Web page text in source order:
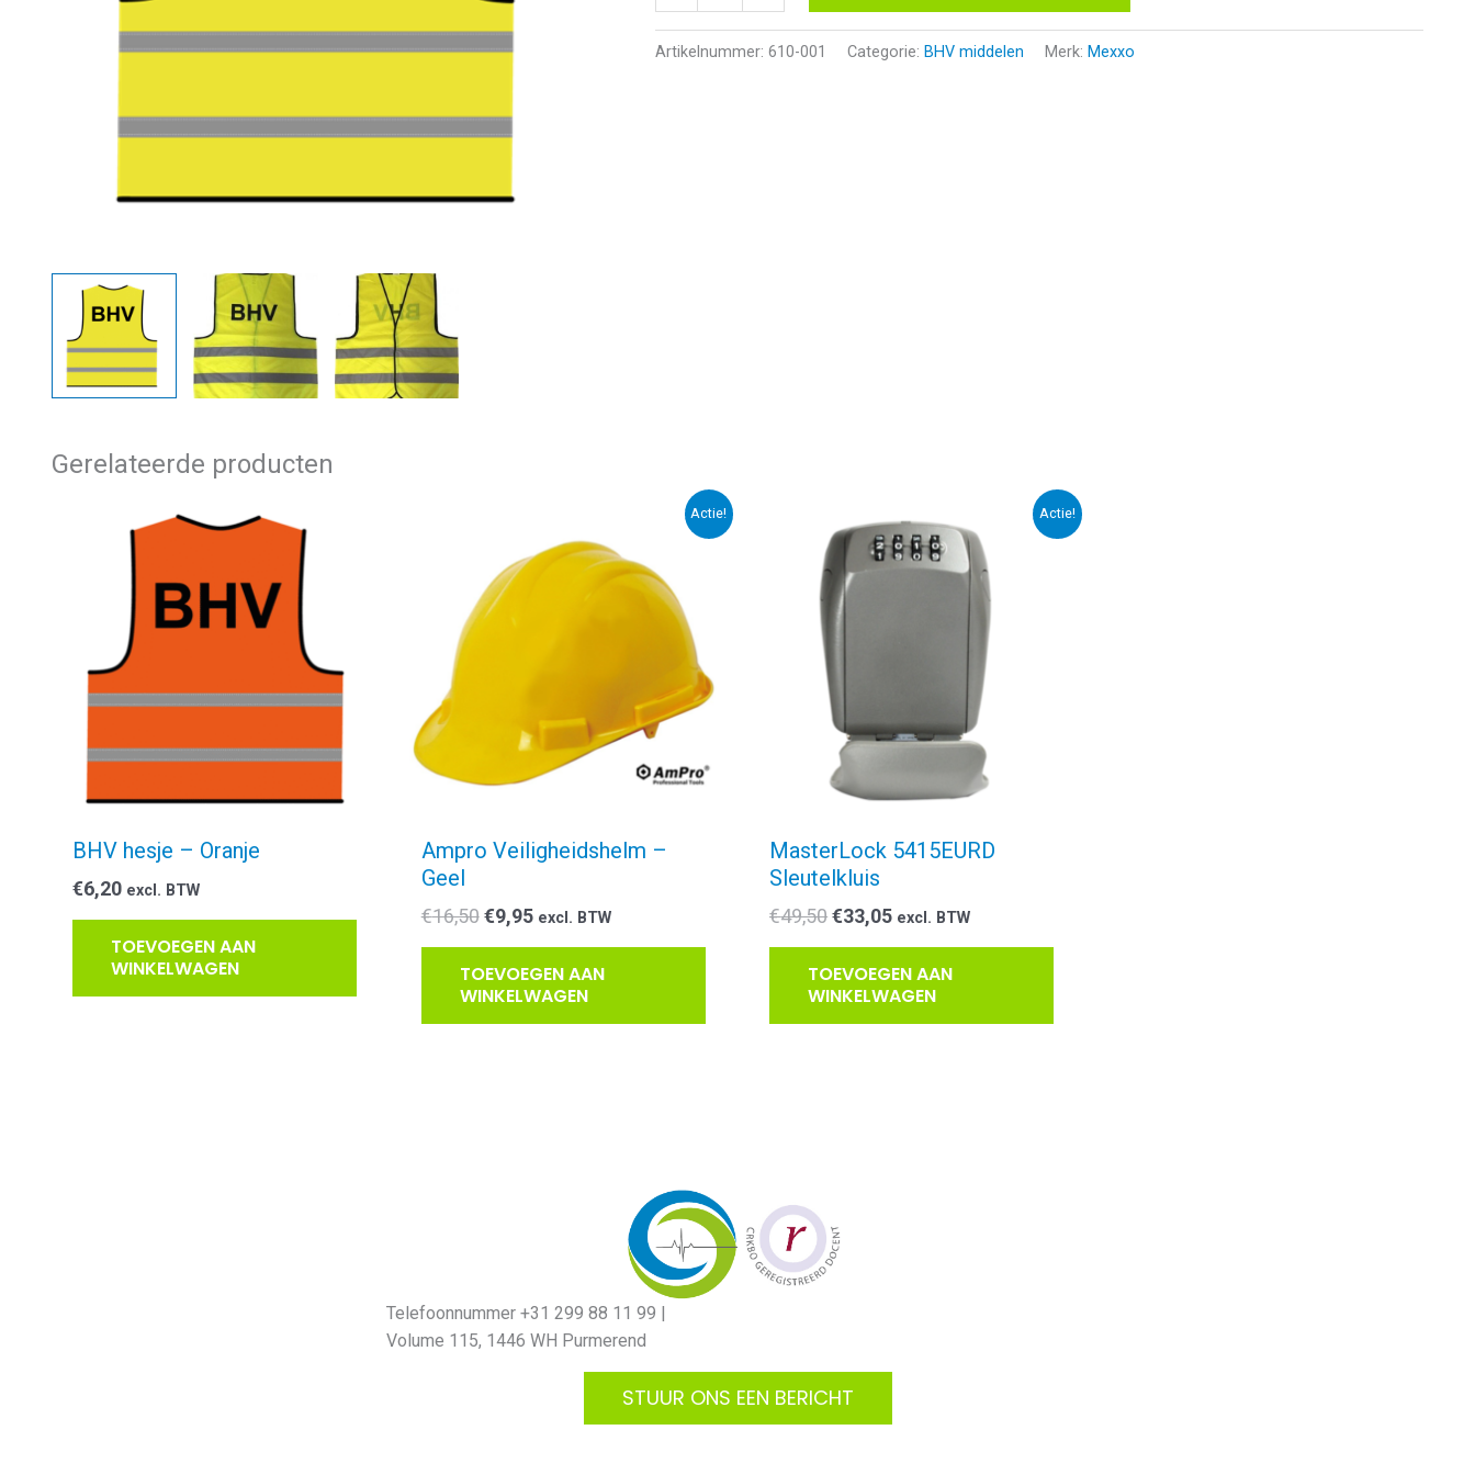
hesje
Artikelnummer: 610-001 Categorie: BHV middelen Merk: Mexxo
Gerelateerde producten
BHV hesje – Oranje
€6,20 excl. BTW
TOEVOEGEN AAN
WINKELWAGEN
Actie!
Ampro Veiligheidshelm –
Geel
€16,50 Oorspronkelijke
was:
€16,50.
€9,95Huidige
is:
€9,95.
excl. BTW
TOEVOEGEN AAN
WINKELWAGEN
Actie!
MasterLock 5415EURD
Sleutelkluis
€49,50Oorspronkelijke
was:
€49,50.
€33,05Huidige
is:
€33,05.
excl. BTW
TOEVOEGEN AAN
WINKELWAGEN
Telefoonnummer +31 299 88 11 99 |
Volume 115, 1446 WH Purmerend
STUUR ONS EEN BERICHT